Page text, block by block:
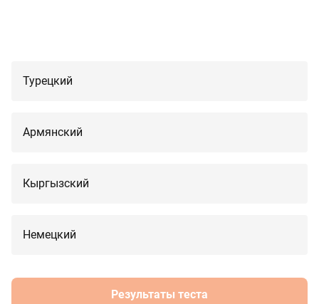
Турецкий
Армянский
Кыргызский
Немецкий
Результаты теста